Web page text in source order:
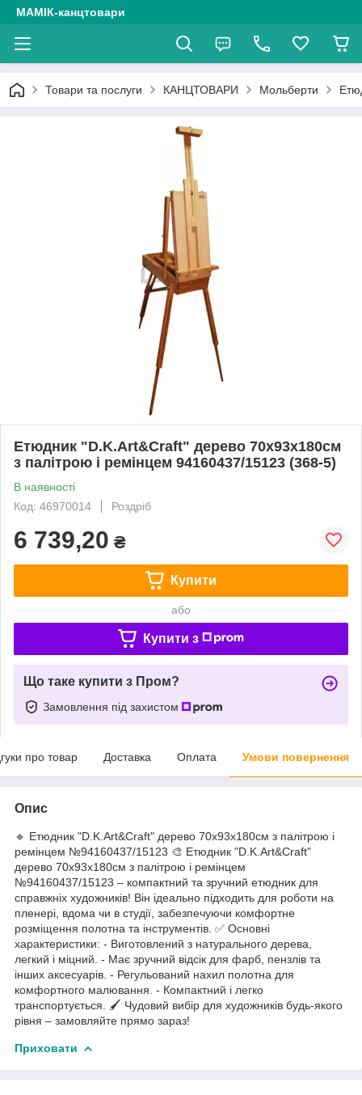
МАМІК-канцтовари
Товари та послуги КАНЦТОВАРИ Мольберти
Етюдник "D.K.Art&Craft" дерево 70х93х180см
з палітрою і ремінцем 94160437/15123 (368-5)
В наявності
Код: 46970014
Роздріб
6 739,20 ₴
Купити
або
Купити з
Що таке купити з Пром?
Замовлення під захистом
про товар Доставка Оплата Умови повернення
Опис
🔹 Етюдник "D.K.Art&Craft" дерево 70х93х180см з палітрою і
ремінцем №94160437/15123 🎨 Етюдник "D.K.Art&Craft"
дерево 70х93х180см з палітрою і ремінцем
№94160437/15123 – компактний та зручний етюдник для
справжніх художників! Він ідеально підходить для роботи на
пленері, вдома чи в студії, забезпечуючи комфортне
розміщення полотна та інструментів. ✅ Основні
характеристики: - Виготовлений з натурального дерева,
легкий і міцний. - Має зручний відсік для фарб, пензлів та
інших аксесуарів. - Регульований нахил полотна для
комфортного малювання. - Компактний і легко
транспортується. 🖌 Чудовий вибір для художників будь-якого
рівня – замовляйте прямо зараз!
Приховати